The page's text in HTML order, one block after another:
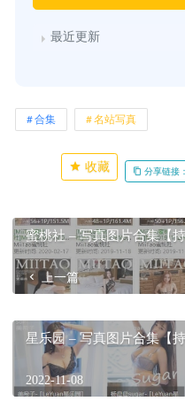
最近更新
合集 名站写真
收藏 分享链接
蜜桃社 – 写真图片合集【
上一篇
星乐园 – 写真图片合集【持
2022-11-08